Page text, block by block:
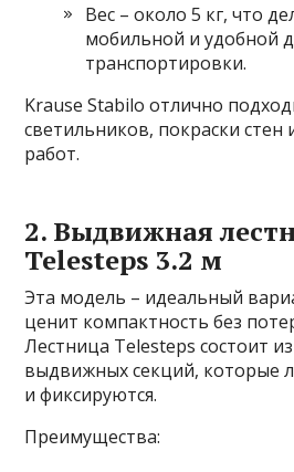
Вес – около 5 кг, что
мобильной и удобной
транспортировки.
Krause Stabilo отлично
светильников, покраски
работ.
2. Выдвижная
Telesteps 3.2 м
Эта модель – идеальный
ценит компактность без
Лестница Telesteps состоит
выдвижных секций, которые
и фиксируются.
Преимущества: